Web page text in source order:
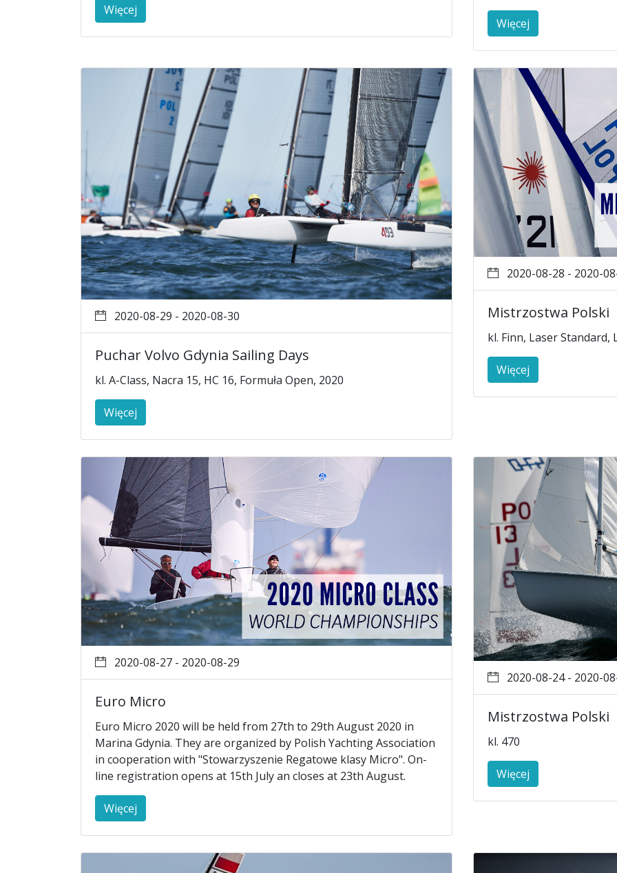
Więcej
Więcej
2020-08-29 - 2020-08-30
Puchar Volvo Gdynia Sailing Days
kl. A-Class, Nacra 15, HC 16, Formuła Open, 2020
Więcej
2020-08-28 - 2020-
Mistrzostwa Polski
kl. Finn, Laser Standard,
Więcej
2020-08-27 - 2020-08-29
Euro Micro
Euro Micro 2020 will be held from 27th to 29th August 2020 in
Marina Gdynia. They are organized by Polish Yachting Association
in cooperation with "Stowarzyszenie Regatowe klasy Micro". On-
line registration opens at 15th July an closes at 23th August.
Więcej
2020-08-24 - 2020-
Mistrzostwa Polski
kl. 470
Więcej